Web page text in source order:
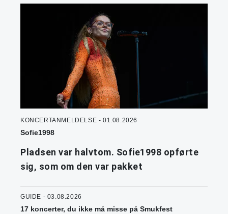
KONCERTANMELDELSE - 01.08.2026
Sofie1998
Pladsen var halvtom. Sofie1998 opførte
sig, som om den var pakket
GUIDE - 03.08.2026
17 koncerter, du ikke må misse på Smukfest